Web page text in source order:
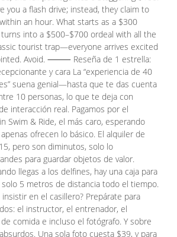
you a flash drive; instead, they claim to
an hour. What starts as a $300
into a $500–$700 ordeal with all the
tourist trap—everyone arrives excited
Avoid. ⸻ Reseña de 1 estrella:
y cara La “experiencia de 40
suena genial—hasta que te das cuenta
10 personas, lo que te deja con
interacción real. Pagamos por el
Swim & Ride, el más caro, esperando
ofrecen lo básico. El alquiler de
pero son diminutos, solo lo
para guardar objetos de valor.
llegas a los delfines, hay una caja para
5 metros de distancia todo el tiempo.
en el casillero? Prepárate para
el instructor, el entrenador, el
comida e incluso el fotógrafo. Y sobre
Una sola foto cuesta $39, y para